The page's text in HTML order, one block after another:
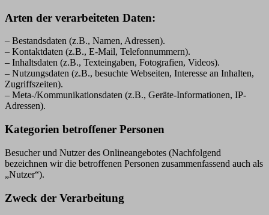
Arten der verarbeiteten Daten:
– Bestandsdaten (z.B., Namen, Adressen).
– Kontaktdaten (z.B., E-Mail, Telefonnummern).
– Inhaltsdaten (z.B., Texteingaben, Fotografien, Videos).
– Nutzungsdaten (z.B., besuchte Webseiten, Interesse an Inhalten,
Zugriffszeiten).
– Meta-/Kommunikationsdaten (z.B., Geräte-Informationen, IP-
Adressen).
Kategorien betroffener Personen
Besucher und Nutzer des Onlineangebotes (Nachfolgend
bezeichnen wir die betroffenen Personen zusammenfassend auch als
„Nutzer“).
Zweck der Verarbeitung